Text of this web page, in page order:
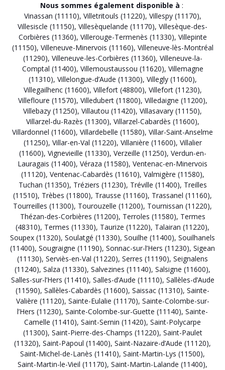
Nous sommes également disponible à :
Vinassan (11110), Villetritouls (11220), Villespy (11170),
Villesiscle (11150), Villesèquelande (11170), Villesèque-des-
Corbières (11360), Villerouge-Termenès (11330), Villepinte
(11150), Villeneuve-Minervois (11160), Villeneuve-lès-Montréal
(11290), Villeneuve-les-Corbières (11360), Villeneuve-la-
Comptal (11400), Villemoustaussou (11620), Villemagne
(11310), Villelongue-d’Aude (11300), Villegly (11600),
Villegailhenc (11600), Villefort (48800), Villefort (11230),
Villefloure (11570), Villedubert (11800), Villedaigne (11200),
Villebazy (11250), Villautou (11420), Villasavary (11150),
Villarzel-du-Razès (11300), Villarzel-Cabardès (11600),
Villardonnel (11600), Villardebelle (11580), Villar-Saint-Anselme
(11250), Villar-en-Val (11220), Villanière (11600), Villalier
(11600), Vignevieille (11330), Verzeille (11250), Verdun-en-
Lauragais (11400), Véraza (11580), Ventenac-en-Minervois
(11120), Ventenac-Cabardès (11610), Valmigère (11580),
Tuchan (11350), Tréziers (11230), Tréville (11400), Treilles
(11510), Trèbes (11800), Trausse (11160), Trassanel (11160),
Tourreilles (11300), Tourouzelle (11200), Tournissan (11220),
Thézan-des-Corbières (11200), Terroles (11580), Termes
(48310), Termes (11330), Taurize (11220), Talairan (11220),
Soupex (11320), Soulatgé (11330), Souilhe (11400), Souilhanels
(11400), Sougraigne (11190), Sonnac-sur-l’Hers (11230), Sigean
(11130), Serviès-en-Val (11220), Serres (11190), Seignalens
(11240), Salza (11330), Salvezines (11140), Salsigne (11600),
Salles-sur-l’Hers (11410), Salles-d’Aude (11110), Sallèles-d’Aude
(11590), Sallèles-Cabardès (11600), Saissac (11310), Sainte-
Valière (11120), Sainte-Eulalie (11170), Sainte-Colombe-sur-
l’Hers (11230), Sainte-Colombe-sur-Guette (11140), Sainte-
Camelle (11410), Saint-Sernin (11420), Saint-Polycarpe
(11300), Saint-Pierre-des-Champs (11220), Saint-Paulet
(11320), Saint-Papoul (11400), Saint-Nazaire-d’Aude (11120),
Saint-Michel-de-Lanès (11410), Saint-Martin-Lys (11500),
Saint-Martin-le-Vieil (11170), Saint-Martin-Lalande (11400),